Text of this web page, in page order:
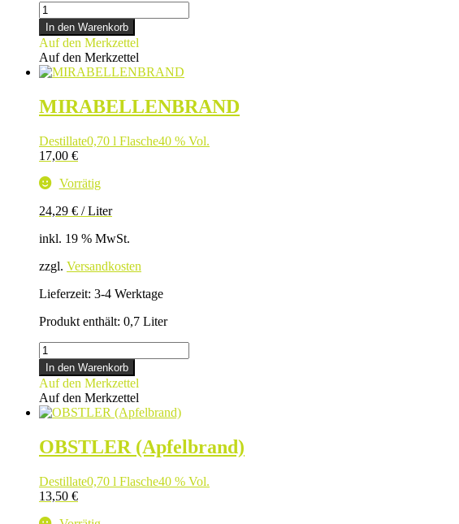
KIRSCHWASSER
Menge
In den Warenkorb
Auf den Merkzettel
Auf den Merkzettel
MIRABELLENBRAND
Destillate0,70 l Flasche40 % Vol.
17,00 €
Vorrätig
24,29 € /Liter
inkl. 19 % MwSt.
zzgl. Versandkosten
Lieferzeit: 3-4 Werktage
Produkt enthält: 0,7 Liter
MIRABELLENBRAND
Menge
In den Warenkorb
Auf den Merkzettel
Auf den Merkzettel
OBSTLER (Apfelbrand)
Destillate0,70 l Flasche40 % Vol.
13,50 €